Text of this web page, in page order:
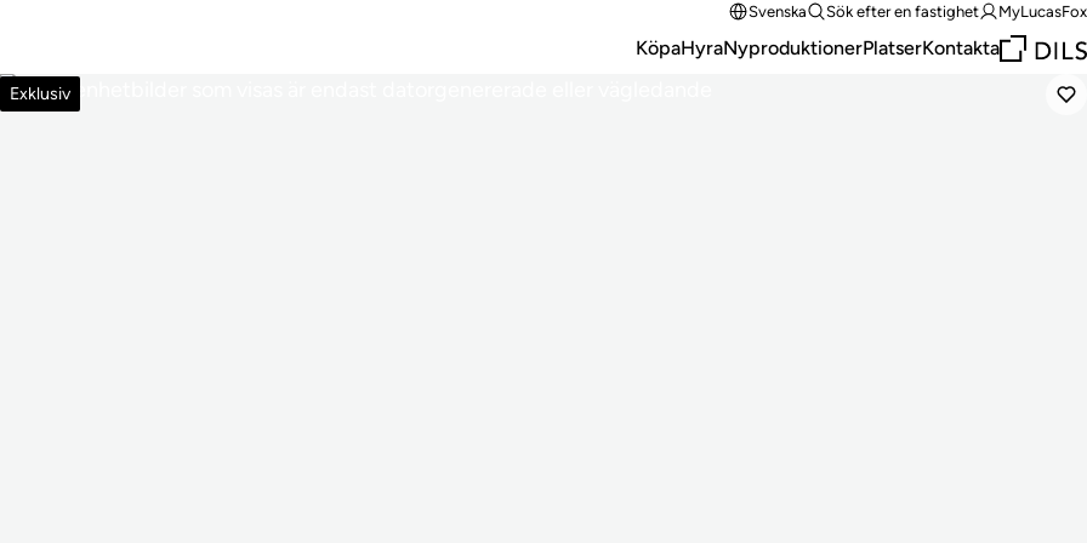
Svenska Sök efter en fastighet MyLucasFox
KöpaHyraNyproduktionerPlatserKontakta
Exklusiv